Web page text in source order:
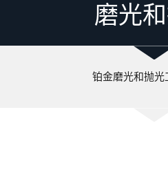
磨光
铂金磨光和抛